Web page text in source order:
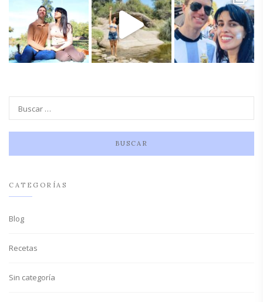
CATEGORÍAS
Blog
Recetas
Sin categoría